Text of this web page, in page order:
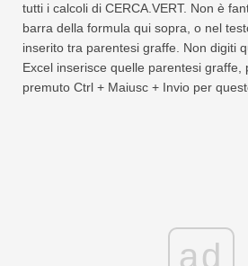
tutti i calcoli di CERCA.VERT. Non è
barra della formula qui sopra, o nel
inserito tra parentesi graffe. Non digiti
Excel inserisce quelle parentesi graffe,
premuto Ctrl + Maiusc + Invio per
ad